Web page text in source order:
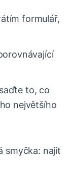
formulář,
to, co
největšího
smyčka: najít